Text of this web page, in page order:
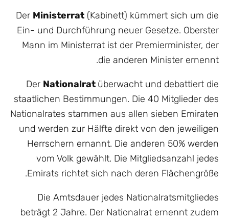
Der Ministerrat (Kabinett) kümmert sich um die
Ein- und Durchführung neuer Gesetze. Oberster
Mann im Ministerrat ist der Premierminister, der
die anderen Minister ernennt.
Der Nationalrat überwacht und debattiert die
staatlichen Bestimmungen. Die 40 Mitglieder des
Nationalrates stammen aus allen sieben Emiraten
und werden zur Hälfte direkt von den jeweiligen
Herrschern ernannt. Die anderen 50% werden
vom Volk gewählt. Die Mitgliedsanzahl jedes
Emirats richtet sich nach deren Flächengröße.
Die Amtsdauer jedes Nationalratsmitgliedes
beträgt 2 Jahre. Der Nationalrat ernennt zudem